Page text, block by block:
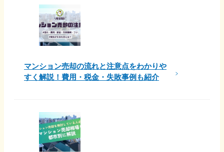
マンション売却の流れと注意点をわかりや
すく解説！費用・税金・失敗事例も紹介